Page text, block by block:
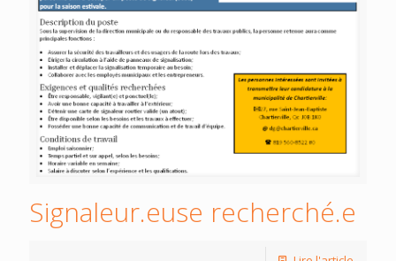
Signaleur.euse recherché.e